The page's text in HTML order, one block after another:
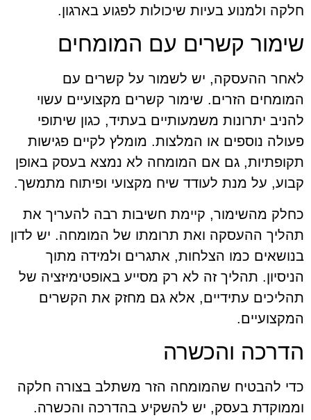
חלקה ולמנוע בעיות שיכולות לפגוע בארגון.
שימור קשרים עם המומחים
לאחר ההעסקה, יש לשמור על קשרים עם
המומחים הזרים. שימור קשרים מקצועיים עשוי
להניב יתרונות משמעותיים בעתיד, כגון שיתופי
פעולה נוספים או המלצות. מומלץ לקיים פגישות
תקופתיות, גם אם המומחה לא נמצא בעסק באופן
קבוע, על מנת לעודד שיח מקצועי ופיתוח מתמשך.
כחלק מהשימור, קיימת חשיבות רבה להעריך את
תהליך ההעסקה ואת תרומתו של המומחה. יש לדון
בנושאים כמו הצלחות, אתגרים ולמידה מתוך
הניסיון. תהליך זה לא רק מסייע באופטימיזציה של
תהליכים עתידיים, אלא גם מחזק את הקשרים
המקצועיים.
הדרכה והכשרה
כדי להבטיח שהמומחה הזר משתלב בצורה חלקה
וממוקדת בעסק, יש להשקיע בהדרכה והכשרה.